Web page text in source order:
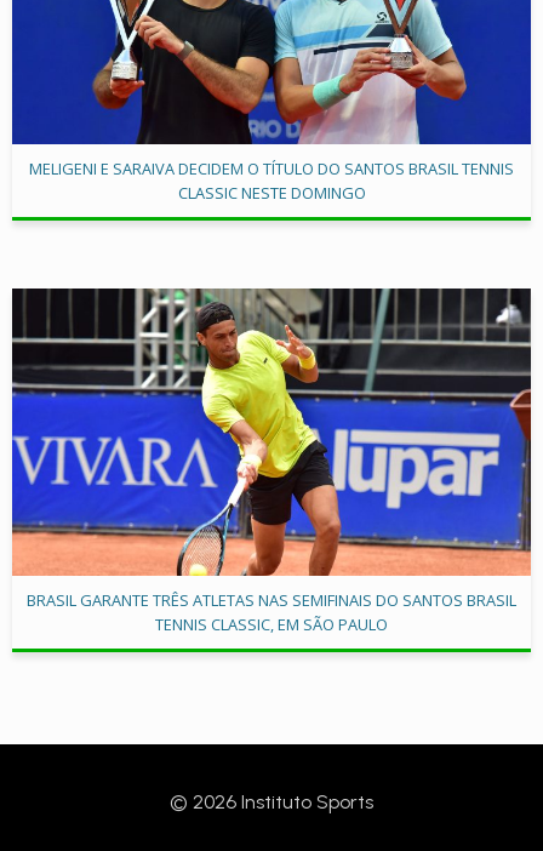
MELIGENI E SARAIVA DECIDEM O TÍTULO DO SANTOS BRASIL TENNIS
CLASSIC NESTE DOMINGO
BRASIL GARANTE TRÊS ATLETAS NAS SEMIFINAIS DO SANTOS BRASIL
TENNIS CLASSIC, EM SÃO PAULO
© 2026 Instituto Sports